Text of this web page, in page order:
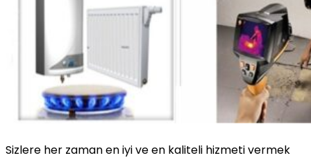
Sizlere her zaman en iyi ve en kaliteli hizmeti vermek